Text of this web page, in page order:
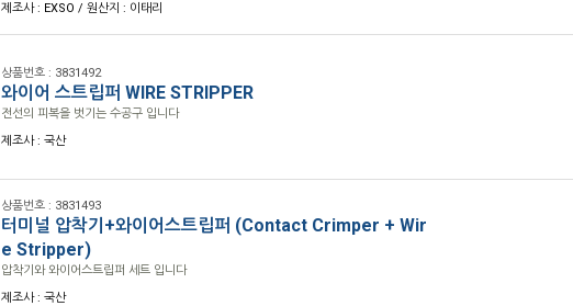
제조사 : EXSO / 원산지 : 이태리
상품번호 : 3831492
와이어 스트립퍼 WIRE STRIPPER
전선의 피복을 벗기는 수공구 입니다
제조사 : 국산
상품번호 : 3831493
터미널 압착기+와이어스트립퍼 (Contact Crimper + Wir
e Stripper)
압착기와 와이어스트립퍼 세트 입니다
제조사 : 국산